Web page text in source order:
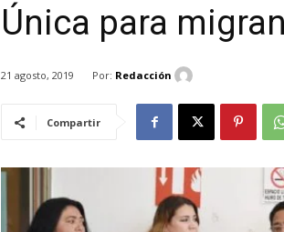
Única para
21 agosto, 2019 Por: Redacción
Compartir